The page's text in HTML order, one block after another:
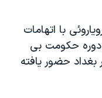
با اتهامات
حکومت بی
در بغداد حضور يافته